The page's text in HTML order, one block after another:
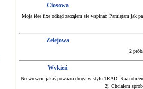
Ciosowa
Moja idee fixe odkąd zacząłem sie wspinać. Pamiętam jak
Zelejowa
2
Wykień
No wreszcie jakaś poważna droga w stylu TRAD. Raz
2). Chciałem